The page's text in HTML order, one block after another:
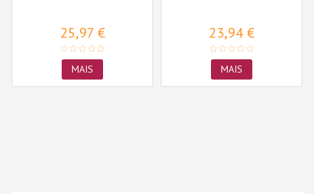
25,97 €
MAIS
23,94 €
MAIS